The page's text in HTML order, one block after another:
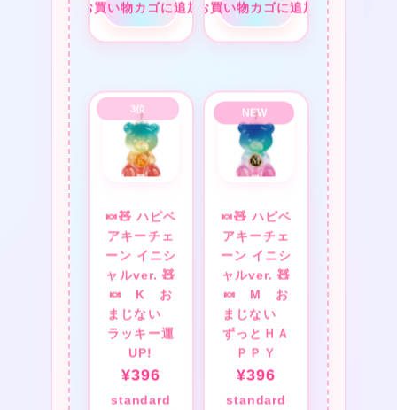
お買い物カゴに追加 お買い物カゴに追加
🍬🧸 ハピベ
アキーチェ
ーン イニシ
ャルver. 🧸
🍬 K お
まじない
ラッキー運
UP!
¥396
standard
🍬🧸 ハピベ
アキーチェ
ーン イニシ
ャルver. 🧸
🍬 M お
まじない
ずっとＨＡ
ＰＰＹ
¥396
standard
❤
❤